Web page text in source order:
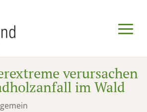
verursachen
im Wald